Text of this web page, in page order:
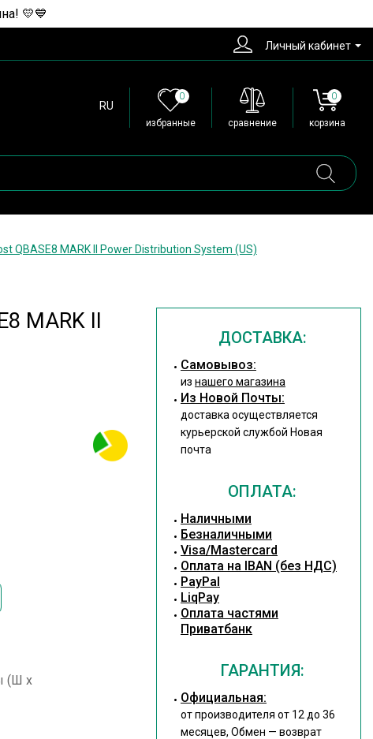
💛💙
Личный кабинет
RU
0
избранные сравнение
0
корзина
QBASE8 MARK II Power Distribution System (US)
MARK II
(Ш х
ДОСТАВКА:
Cамовывоз:
из нашего магазина
Из Новой Почты:
доставка осуществляется
курьерской службой Новая
почта
ОПЛАТА:
Наличными
Безналичными
Visa/Mastercard
Оплата на IBAN (без НДС)
PayPal
LiqPay
Оплата частями
Приватбанк
ГАРАНТИЯ:
Официальная:
от производителя от 12 до 36
месяцев, Обмен — возврат